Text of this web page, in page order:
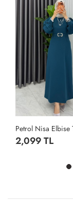
2,099 TL